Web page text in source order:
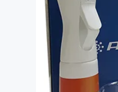
映像
ビジ
まち